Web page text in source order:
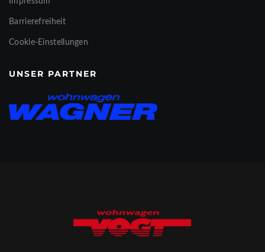
Barrierefreiheit
Cookie-Einstellungen
UNSER PARTNER